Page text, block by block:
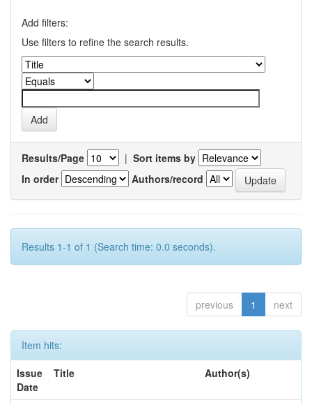
Add filters:
Use filters to refine the search results.
Results/Page | Sort items by
In order
Authors/record
Results 1-1 of 1 (Search time: 0.0 seconds).
previous 1 next
Item hits:
Issue
Date
Title Author(s)